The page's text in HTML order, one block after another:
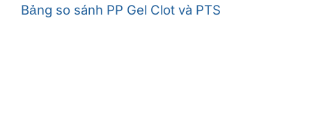
Bảng so sánh PP Gel Clot và PTS